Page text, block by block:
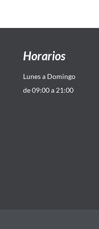
Horarios
Lunes a Domingo
de 09:00 a 21:00